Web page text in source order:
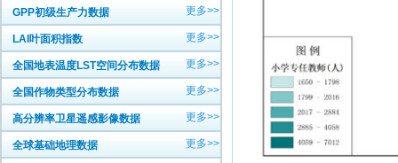
GPP初级生产力数据 更多>>
LAI叶面积指数 更多>>
全国地表温度LST空间分布数据 更多>>
全国作物类型分布数据 更多>>
高分辨率卫星遥感影像数据 更多>>
全球基础地理数据 更多>>